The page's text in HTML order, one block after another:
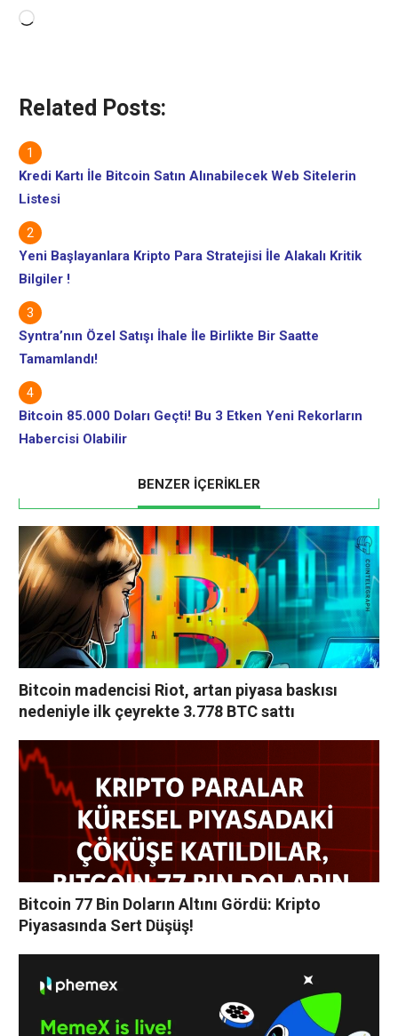
Yükleniyor...
Related Posts:
Kredi Kartı İle Bitcoin Satın Alınabilecek Web Sitelerin
Listesi
Yeni Başlayanlara Kripto Para Stratejisi İle Alakalı Kritik
Bilgiler !
Syntra’nın Özel Satışı İhale İle Birlikte Bir Saatte
Tamamlandı!
Bitcoin 85.000 Doları Geçti! Bu 3 Etken Yeni Rekorların
Habercisi Olabilir
BENZER İÇERİKLER
Bitcoin madencisi Riot, artan piyasa baskısı
nedeniyle ilk çeyrekte 3.778 BTC sattı
Bitcoin 77 Bin Doların Altını Gördü: Kripto
Piyasasında Sert Düşüş!